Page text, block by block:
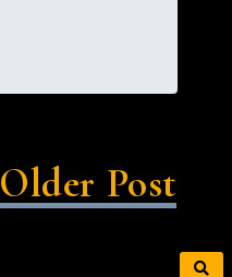
Older Post